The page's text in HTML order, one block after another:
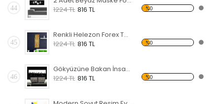
44
1224 TL 816 TL %0
45
Renkli Helezon Forex Tablo
1224 TL 816 TL %0
46
Gökyüzüne Bakan İnsanlar Forex Tablo
1224 TL 816 TL %0